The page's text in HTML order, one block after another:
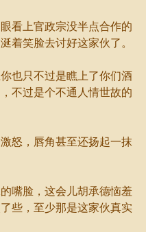
上官政宗没半点合作的
着笑脸去讨好这家伙了。
只不过是瞧上了你们酒
不过是个不通人情世故的
，唇角甚至还扬起一抹
脸，这会儿胡承德恼羞
些，至少那是这家伙真实